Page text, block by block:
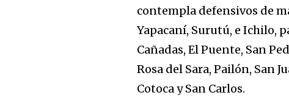
contempla defensivos de
Yapacaní, Surutú, e Ichilo,
Cañadas, El Puente, San
Rosa del Sara, Pailón, San
Cotoca y San Carlos.